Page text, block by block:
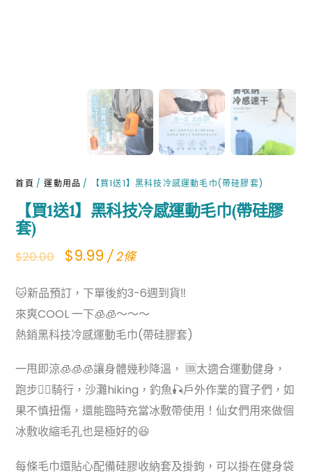
首頁 /運動用品 / 【買1送1】黑科技冷感運動毛巾(帶硅膠套)
【買1送1】黑科技冷感運動毛巾(帶硅膠
套)
$20.00
Original
was:
$20.00.
$9.99Current
is:
$9.99.
/ 2條
🐱新品預訂，下單後約3-6週到貨‼️
來爽COOL 一下🧊🧊～～～
熱銷黑科技冷感運動毛巾(帶硅膠套)
一甩即涼🧊🧊🧊讓身體幾秒降溫， 🆒太適合運動健身，
跑步🏃‍♀️騎行，沙灘hiking，釣魚🎣戶外作業的寶子們，如
果不慎扭傷，還能臨時充當冰敷帶使用！仙女們用來做個
冰敷收縮毛孔也是極好的😆
每條毛巾還貼心配備硅膠收納套及掛鉤，可以掛在健身袋